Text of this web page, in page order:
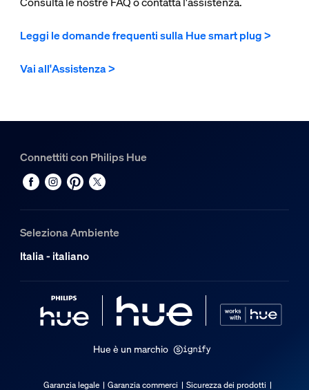
Leggi le domande frequenti sulla Hue smart plug >
Vai all'Assistenza >
Connettiti con Philips Hue
Seleziona Ambiente
Italia - italiano
Hue è un marchio
Garanzia legale Garanzia commerci Sicurezza dei prodotti